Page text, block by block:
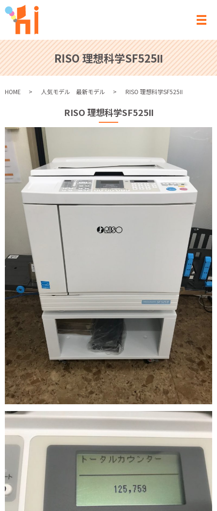
メ
RISO 理想科学SF525Ⅱ
HOME 人気モデル 最新モデル RISO 理想科学SF525Ⅱ
RISO 理想科学SF525Ⅱ